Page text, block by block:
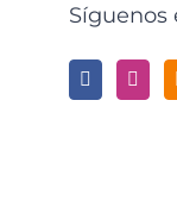
Síguenos